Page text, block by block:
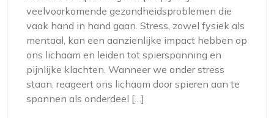
veelvoorkomende gezondheidsproblemen die
vaak hand in hand gaan. Stress, zowel fysiek als
mentaal, kan een aanzienlijke impact hebben op
ons lichaam en leiden tot spierspanning en
pijnlijke klachten. Wanneer we onder stress
staan, reageert ons lichaam door spieren aan te
spannen als onderdeel […]